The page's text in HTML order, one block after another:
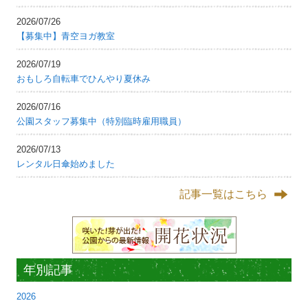
2026/07/26
【募集中】青空ヨガ教室
2026/07/19
おもしろ自転車でひんやり夏休み
2026/07/16
公園スタッフ募集中（特別臨時雇用職員）
2026/07/13
レンタル日傘始めました
記事一覧はこちら
年別記事
2026